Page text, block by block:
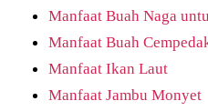
Manfaat Buah Naga
Manfaat Buah
Manfaat Ikan Laut
Manfaat Jambu Monyet